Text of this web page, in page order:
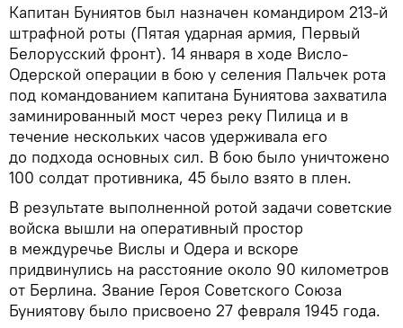
Капитан Буниятов был назначен командиром 213-й
штрафной роты (Пятая ударная армия, Первый
Белорусский фронт). 14 января в ходе Висло-
Одерской операции в бою у селения Пальчек рота
под командованием капитана Буниятова захватила
заминированный мост через реку Пилица и в
течение нескольких часов удерживала его
до подхода основных сил. В бою было уничтожено
100 солдат противника, 45 было взято в плен.
В результате выполненной ротой задачи советские
войска вышли на оперативный простор
в междуречье Вислы и Одера и вскоре
придвинулись на расстояние около 90 километров
от Берлина. Звание Героя Советского Союза
Буниятову было присвоено 27 февраля 1945 года.